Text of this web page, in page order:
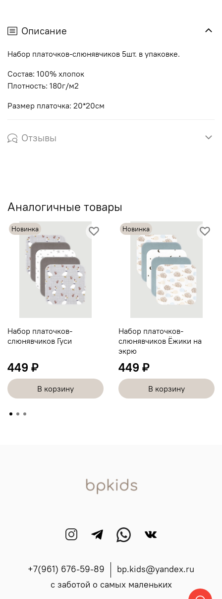
Описание
Набор платочков-слюнявчиков 5шт. в упаковке.
Состав: 100% хлопок
Плотность: 180г/м2
Размер платочка: 20*20см
Отзывы
Аналогичные товары
Новинка
Набор платочков-
слюнявчиков Гуси
449 ₽
В корзину
Новинка
Набор платочков-
слюнявчиков Ёжики на
экрю
449 ₽
В корзину
+7(961) 676-59-89
bp.kids@yandex.ru
с заботой о самых маленьких